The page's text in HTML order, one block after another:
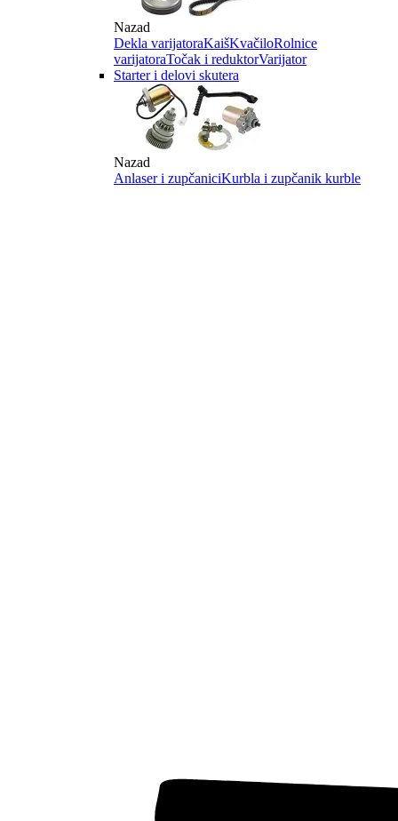
Nazad
Dekla varijatoraKaišKvačiloRolnice
varijatoraTočak i reduktorVarijator
Starter i delovi skutera
Nazad
Anlaser i zupčaniciKurbla i zupčanik kurble